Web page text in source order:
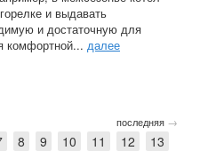
и выдавать
и достаточную для
комфортной... далее
последняя →
8 9 10 11 12
13